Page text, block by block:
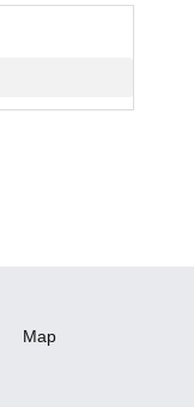
Map